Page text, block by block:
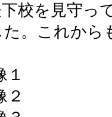
校を見守っ
た。これか